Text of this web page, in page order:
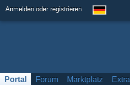
Anmelden oder registrieren
Portal Forum Marktplatz